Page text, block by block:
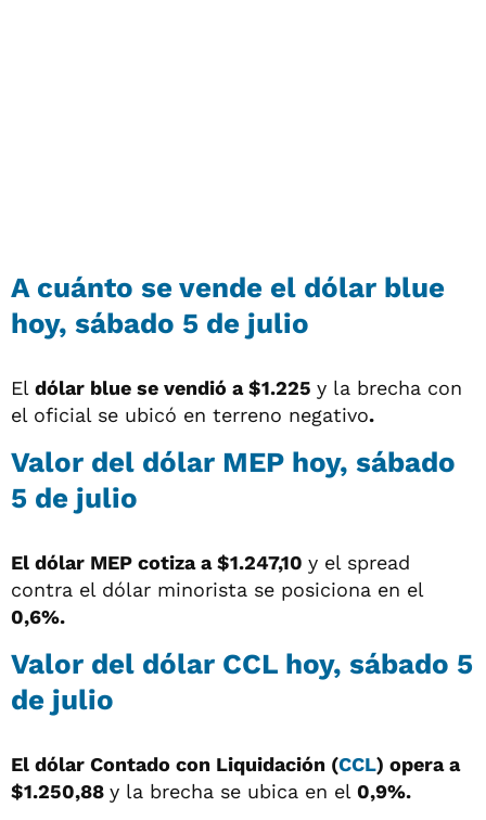
A cuánto se vende el dólar blue
hoy, sábado 5 de julio
El dólar blue se vendió a $1.225 y la brecha con
el oficial se ubicó en terreno negativo.
Valor del dólar MEP hoy, sábado
5 de julio
El dólar MEP cotiza a $1.247,10 y el spread
contra el dólar minorista se posiciona en el
0,6%.
Valor del dólar CCL hoy, sábado 5
de julio
El dólar Contado con Liquidación (CCL) opera a
$1.250,88 y la brecha se ubica en el 0,9%.